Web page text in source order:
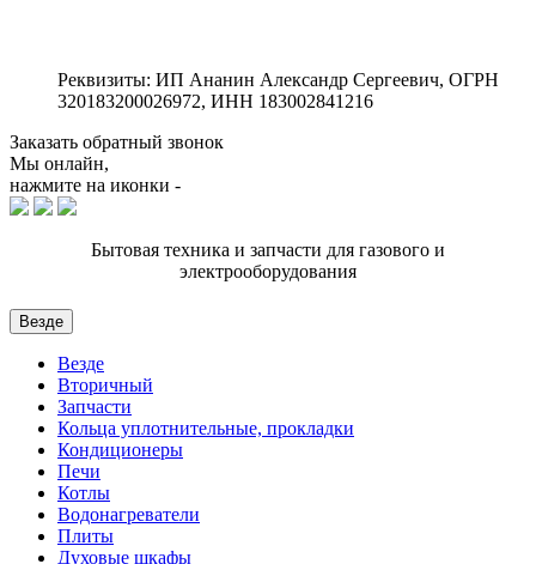
Реквизиты: ИП Ананин Александр Сергеевич, ОГРН
320183200026972, ИНН 183002841216
Заказать обратный звонок
Мы онлайн,
нажмите на иконки -
Бытовая техника и запчасти для газового и
электрооборудования
Везде
Везде
Вторичный
Запчасти
Кольца уплотнительные, прокладки
Кондиционеры
Печи
Котлы
Водонагреватели
Плиты
Духовые шкафы